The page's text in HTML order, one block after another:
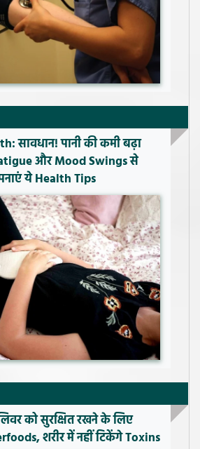
सावधान! पानी की कमी बढ़ा
और Mood Swings से
ये Health Tips
को सुरक्षित रखने के लिए
शरीर में नहीं टिकेंगे Toxins